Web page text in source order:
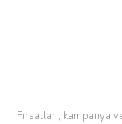
Fırsatları, kampanya